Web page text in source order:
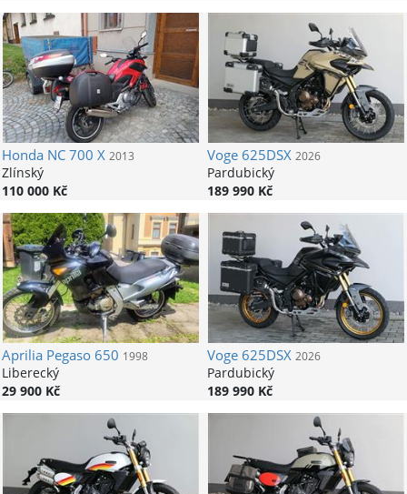
HondaNC 700 X 2013
Zlínský
110 000 Kč
Voge625DSX 2026
Pardubický
189 990 Kč
ApriliaPegaso 650 1998
Liberecký
29 900 Kč
Voge625DSX 2026
Pardubický
189 990 Kč